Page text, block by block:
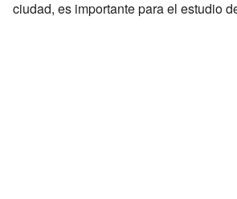
ciudad, es importante para el estudio